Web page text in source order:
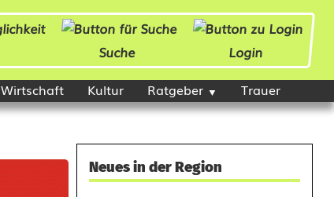
Suche Login
Wirtschaft Kultur Ratgeber Trauer
Neues in der Region